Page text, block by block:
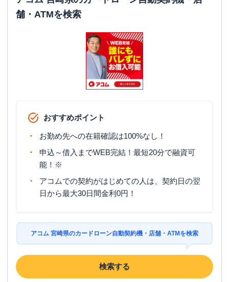
舗・ATMを検索
おすすめポイント
お勤め先への在籍確認は100%なし！
申込～借入までWEB完結！最短20分で融資可
能！※
アコムでの契約がはじめての人は、契約日の翌
日から最大30日間金利0円！
アコム 宮崎県のカードローン自動契約機・店舗・ATMを検索
検索する